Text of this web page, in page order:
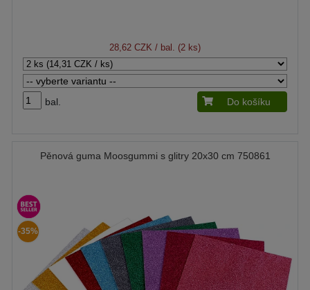
28,62 CZK / bal. (2 ks)
bal. Do košíku
Pěnová guma Moosgummi s glitry 20x30 cm 750861
-35%